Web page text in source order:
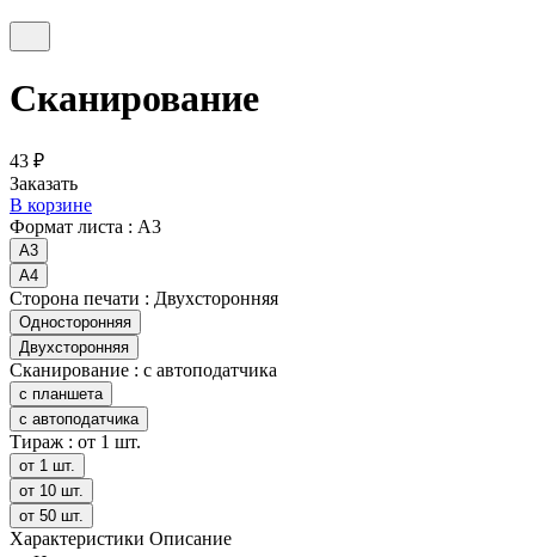
Сканирование
43 ₽
Заказать
В корзине
Формат листа : А3
А3
А4
Сторона печати : Двухсторонняя
Односторонняя
Двухсторонняя
Сканирование : с автоподатчика
с планшета
с автоподатчика
Тираж : от 1 шт.
от 1 шт.
от 10 шт.
от 50 шт.
Характеристики Описание